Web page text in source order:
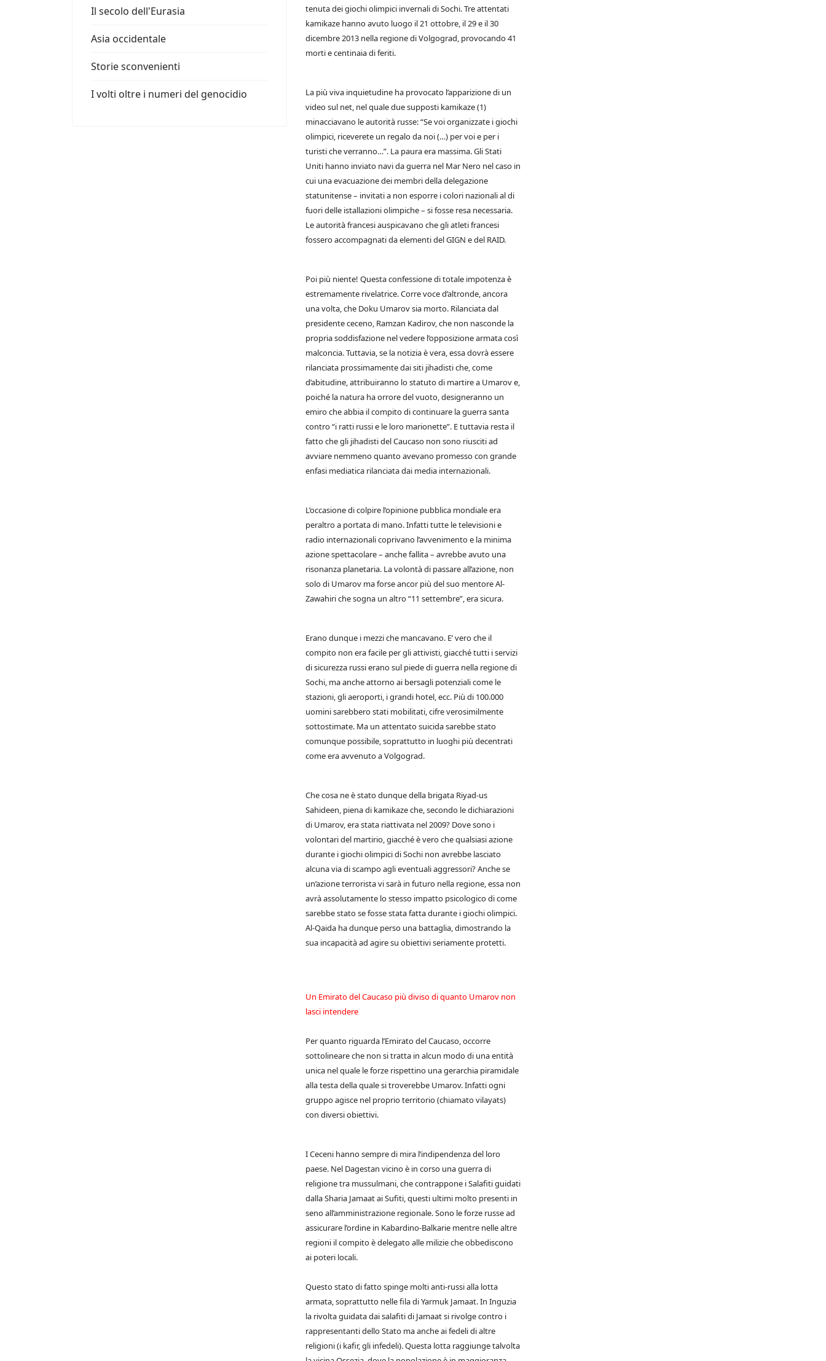
Il secolo dell'Eurasia
Asia occidentale
Storie sconvenienti
I volti oltre i numeri del genocidio
tenuta dei giochi olimpici invernali di Sochi. Tre attentati
kamikaze hanno avuto luogo il 21 ottobre, il 29 e il 30
dicembre 2013 nella regione di Volgograd, provocando 41
morti e centinaia di feriti.
La più viva inquietudine ha provocato l’apparizione di un
video sul net, nel quale due supposti kamikaze (1)
minacciavano le autorità russe: “Se voi organizzate i giochi
olimpici, riceverete un regalo da noi (…) per voi e per i
turisti che verranno…”. La paura era massima. Gli Stati
Uniti hanno inviato navi da guerra nel Mar Nero nel caso in
cui una evacuazione dei membri della delegazione
statunitense – invitati a non esporre i colori nazionali al di
fuori delle istallazioni olimpiche – si fosse resa necessaria.
Le autorità francesi auspicavano che gli atleti francesi
fossero accompagnati da elementi del GIGN e del RAID.
Poi più niente! Questa confessione di totale impotenza è
estremamente rivelatrice. Corre voce d’altronde, ancora
una volta, che Doku Umarov sia morto. Rilanciata dal
presidente ceceno, Ramzan Kadirov, che non nasconde la
propria soddisfazione nel vedere l’opposizione armata così
malconcia. Tuttavia, se la notizia è vera, essa dovrà essere
rilanciata prossimamente dai siti jihadisti che, come
d’abitudine, attribuiranno lo statuto di martire a Umarov e,
poiché la natura ha orrore del vuoto, designeranno un
emiro che abbia il compito di continuare la guerra santa
contro “i ratti russi e le loro marionette”. E tuttavia resta il
fatto che gli jihadisti del Caucaso non sono riusciti ad
avviare nemmeno quanto avevano promesso con grande
enfasi mediatica rilanciata dai media internazionali.
L’occasione di colpire l’opinione pubblica mondiale era
peraltro a portata di mano. Infatti tutte le televisioni e
radio internazionali coprivano l’avvenimento e la minima
azione spettacolare – anche fallita – avrebbe avuto una
risonanza planetaria. La volontà di passare all’azione, non
solo di Umarov ma forse ancor più del suo mentore Al-
Zawahiri che sogna un altro “11 settembre”, era sicura.
Erano dunque i mezzi che mancavano. E’ vero che il
compito non era facile per gli attivisti, giacché tutti i servizi
di sicurezza russi erano sul piede di guerra nella regione di
Sochi, ma anche attorno ai bersagli potenziali come le
stazioni, gli aeroporti, i grandi hotel, ecc. Più di 100.000
uomini sarebbero stati mobilitati, cifre verosimilmente
sottostimate. Ma un attentato suicida sarebbe stato
comunque possibile, soprattutto in luoghi più decentrati
come era avvenuto a Volgograd.
Che cosa ne è stato dunque della brigata Riyad-us
Sahideen, piena di kamikaze che, secondo le dichiarazioni
di Umarov, era stata riattivata nel 2009? Dove sono i
volontari del martirio, giacché è vero che qualsiasi azione
durante i giochi olimpici di Sochi non avrebbe lasciato
alcuna via di scampo agli eventuali aggressori? Anche se
un’azione terrorista vi sarà in futuro nella regione, essa non
avrà assolutamente lo stesso impatto psicologico di come
sarebbe stato se fosse stata fatta durante i giochi olimpici.
Al-Qaida ha dunque perso una battaglia, dimostrando la
sua incapacità ad agire su obiettivi seriamente protetti.
Un Emirato del Caucaso più diviso di quanto Umarov non
lasci intendere
Per quanto riguarda l’Emirato del Caucaso, occorre
sottolineare che non si tratta in alcun modo di una entità
unica nel quale le forze rispettino una gerarchia piramidale
alla testa della quale si troverebbe Umarov. Infatti ogni
gruppo agisce nel proprio territorio (chiamato vilayats)
con diversi obiettivi.
I Ceceni hanno sempre di mira l’indipendenza del loro
paese. Nel Dagestan vicino è in corso una guerra di
religione tra mussulmani, che contrappone i Salafiti guidati
dalla Sharia Jamaat ai Sufiti, questi ultimi molto presenti in
seno all’amministrazione regionale. Sono le forze russe ad
assicurare l’ordine in Kabardino-Balkarie mentre nelle altre
regioni il compito è delegato alle milizie che obbediscono
ai poteri locali.
Questo stato di fatto spinge molti anti-russi alla lotta
armata, soprattutto nelle fila di Yarmuk Jamaat. In Inguzia
la rivolta guidata dai salafiti di Jamaat si rivolge contro i
rappresentanti dello Stato ma anche ai fedeli di altre
religioni (i kafir, gli infedeli). Questa lotta raggiunge talvolta